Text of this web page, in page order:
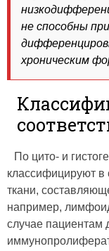
не способны
хроническим
По цито- и
классифицируют в
ткани,
например,
случае пациентам